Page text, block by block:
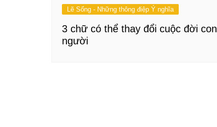
Lẽ Sống - Những thông điệp Ý nghĩa
3 chữ có thể thay đổi cuộc đời con
người